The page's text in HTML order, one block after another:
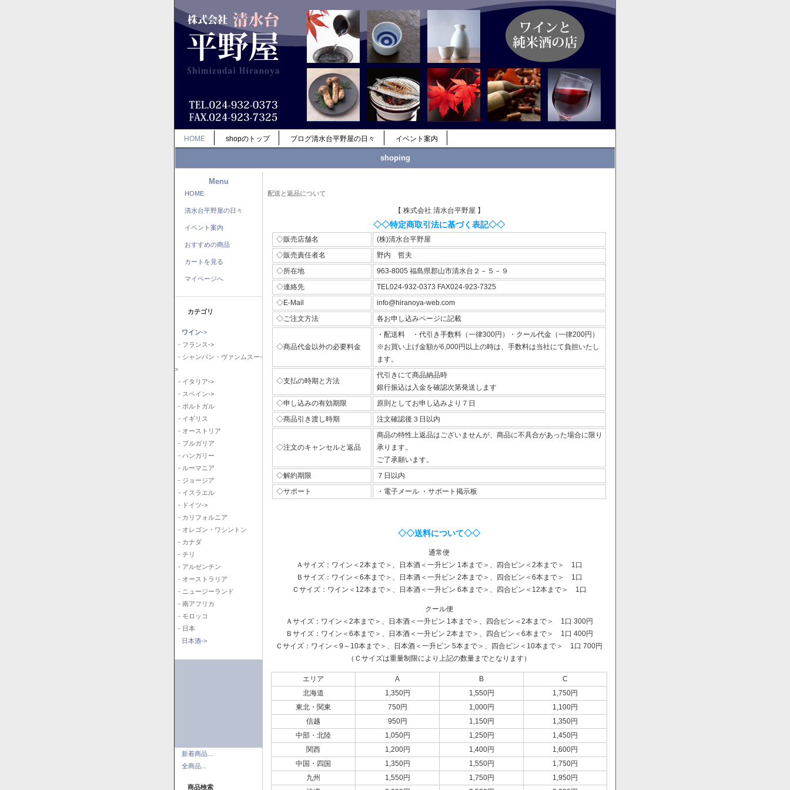
HOME shopのトップ ブログ清水台平野屋の日々 イベント案内
shoping
Menu
HOME
清水台平野屋の日々
イベント案内
おすすめの商品
カートを見る
マイページへ
カテゴリ
ワイン->
- フランス->
- シャンパン・ヴァンムスー-
>
- イタリア->
- スペイン->
- ポルトガル
- イギリス
- オーストリア
- ブルガリア
- ハンガリー
- ルーマニア
- ジョージア
- イスラエル
- ドイツ->
- カリフォルニア
- オレゴン・ワシントン
- カナダ
- チリ
- アルゼンチン
- オーストラリア
- ニュージーランド
- 南アフリカ
- モロッコ
- 日本
日本酒->
新着商品...
全商品...
商品検索
配送と返品について
【 株式会社 清水台平野屋 】
◇◇特定商取引法に基づく表記◇◇
◇販売店舗名
(株)清水台平野屋
◇販売責任者名
野内 哲夫
◇所在地
963-8005 福島県郡山市清水台２－５－９
◇連絡先
TEL024-932-0373 FAX024-923-7325
◇E-Mail
info@hiranoya-web.com
◇ご注文方法
各お申し込みページに記載
◇商品代金以外の必要料金
・配送料 ・代引き手数料（一律300円）・クール代金（一律200円）
※お買い上げ金額が6,000円以上の時は、手数料は当社にて負担いたし
ます。
◇支払の時期と方法
代引きにて商品納品時
銀行振込は入金を確認次第発送します
◇申し込みの有効期限
原則としてお申し込みより７日
◇商品引き渡し時期
注文確認後３日以内
◇注文のキャンセルと返品
商品の特性上返品はございませんが、商品に不具合があった場合に限り
承ります。
ご了承願います。
◇解約期限
７日以内
◇サポート
・電子メール ・サポート掲示板
◇◇送料について◇◇
通常便
Ａサイズ：ワイン＜2本まで＞、日本酒＜一升ビン 1本まで＞、四合ビン＜2本まで＞ 1口
Ｂサイズ：ワイン＜6本まで＞、日本酒＜一升ビン 2本まで＞、四合ビン＜6本まで＞ 1口
Ｃサイズ：ワイン＜12本まで＞、日本酒＜一升ビン 6本まで＞、四合ビン＜12本まで＞ 1口
クール便
Ａサイズ：ワイン＜2本まで＞、日本酒＜一升ビン 1本まで＞、四合ビン＜2本まで＞ 1口 300円
Ｂサイズ：ワイン＜6本まで＞、日本酒＜一升ビン 2本まで＞、四合ビン＜6本まで＞ 1口 400円
Ｃサイズ：ワイン＜9～10本まで＞、日本酒＜一升ビン 5本まで＞、四合ビン＜10本まで＞ 1口 700円
（Ｃサイズは重量制限により上記の数量までとなります）
エリア A B
C
北海道
1,350円 1,550円
1,750円
東北・関東
750円 1,000円
1,100円
信越
950円 1,150円
1,350円
中部・北陸
1,050円 1,250円
1,450円
関西
1,200円 1,400円
1,600円
中国・四国
1,350円 1,550円
1,750円
九州
1,550円 1,750円
1,950円